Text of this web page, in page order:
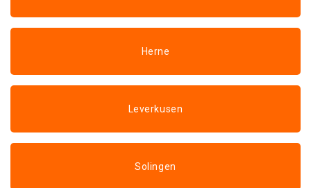
Herne
Leverkusen
Solingen